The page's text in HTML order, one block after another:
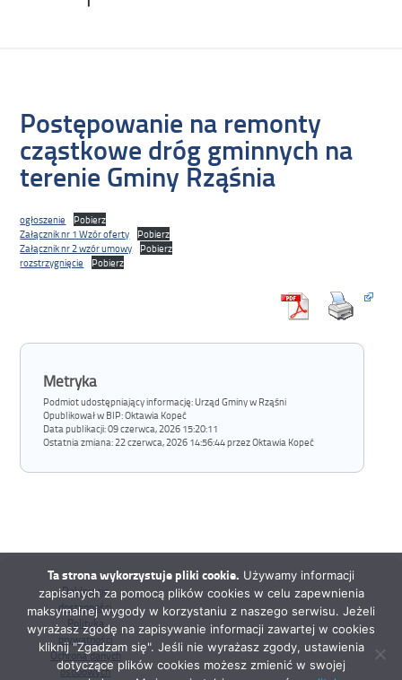
Postępowanie na remonty
cząstkowe dróg gminnych na
terenie Gminy Rząśnia
ogłoszenie
Pobierz
Załącznik nr 1 Wzór oferty
Pobierz
Załącznik nr 2 wzór umowy
Pobierz
rozstrzygnięcie
Pobierz
Metryka
Podmiot udostępniający informację: Urząd Gminy w Rząśni
Opublikował w BIP:Oktawia Kopeć
Data publikacji:09 czerwca, 2026 15:20:11
Ostatnia zmiana:22 czerwca, 2026 14:56:44 przez Oktawia Kopeć
Deklaracja
dostępności
Polityka
prywatności
Ochrona danych
osobowych
Ta strona wykorzystuje pliki cookie. Używamy informacji
zapisanych za pomocą plików cookies w celu zapewnienia
maksymalnej wygody w korzystaniu z naszego serwisu. Jeżeli
wyrażasz zgodę na zapisywanie informacji zawartej w cookies
kliknij "Zgadzam się". Jeśli nie wyrażasz zgody, ustawienia
dotyczące plików cookies możesz zmienić w swojej